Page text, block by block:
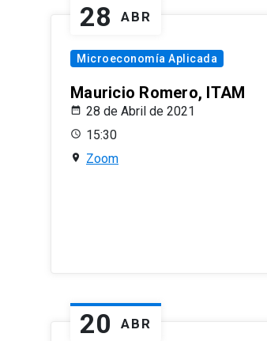
28 ABR
Microeconomía Aplicada
Mauricio Romero, ITAM
28 de Abril de 2021
15:30
Zoom
20 ABR